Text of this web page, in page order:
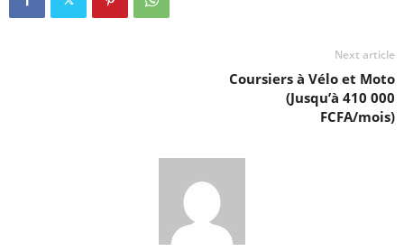
Next article
Coursiers à Vélo et Moto
(Jusqu’à 410 000
FCFA/mois)